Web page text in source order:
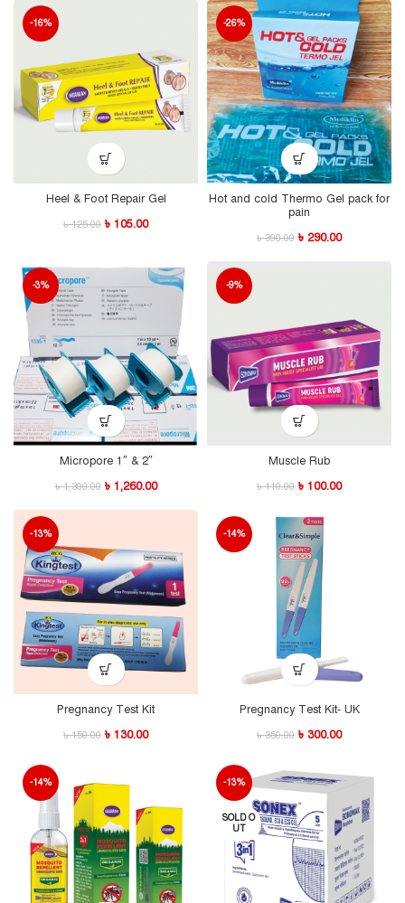
-16%
Heel & Foot Repair Gel
৳125.00 ৳ 105.00
-26%
Hot and cold Thermo Gel pack for
pain
৳390.00 ৳ 290.00
-3%
Micropore 1″ & 2″
৳1,300.00 ৳ 1,260.00
-9%
Muscle Rub
৳110.00 ৳ 100.00
-13%
Pregnancy Test Kit
৳150.00 ৳ 130.00
-14%
Pregnancy Test Kit- UK
৳350.00 ৳ 300.00
-14% -13%
SOLD O
UT